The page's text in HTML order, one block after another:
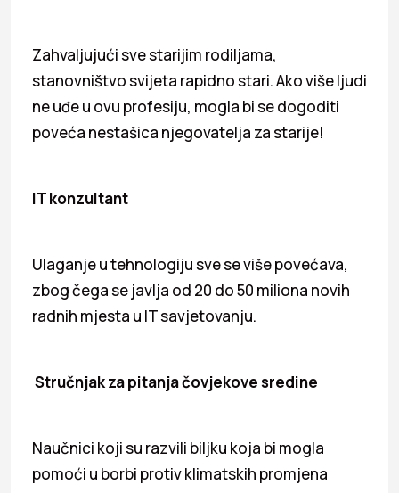
Zahvaljujući sve starijim rodiljama,
stanovništvo svijeta rapidno stari. Ako više ljudi
ne uđe u ovu profesiju, mogla bi se dogoditi
poveća nestašica njegovatelja za starije!
IT konzultant
Ulaganje u tehnologiju sve se više povećava,
zbog čega se javlja od 20 do 50 miliona novih
radnih mjesta u IT savjetovanju.
Stručnjak za pitanja čovjekove sredine
Naučnici koji su razvili biljku koja bi mogla
pomoći u borbi protiv klimatskih promjena